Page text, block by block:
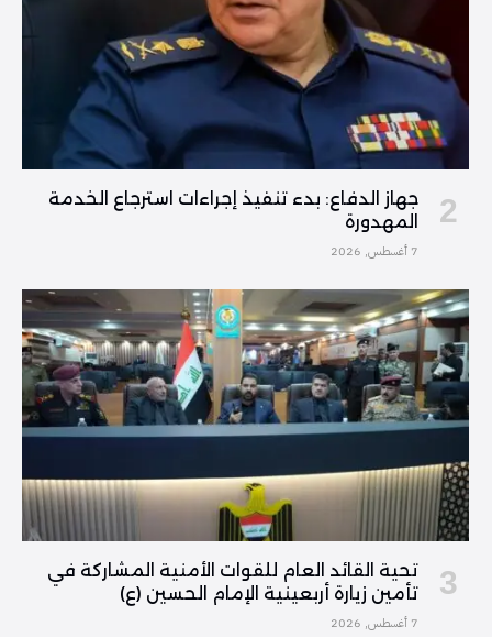
جهاز الدفاع: بدء تنفيذ إجراءات استرجاع الخدمة
المهدورة
7 أغسطس, 2026
تحية القائد العام للقوات الأمنية المشاركة في
تأمين زيارة أربعينية الإمام الحسين (ع)
7 أغسطس, 2026